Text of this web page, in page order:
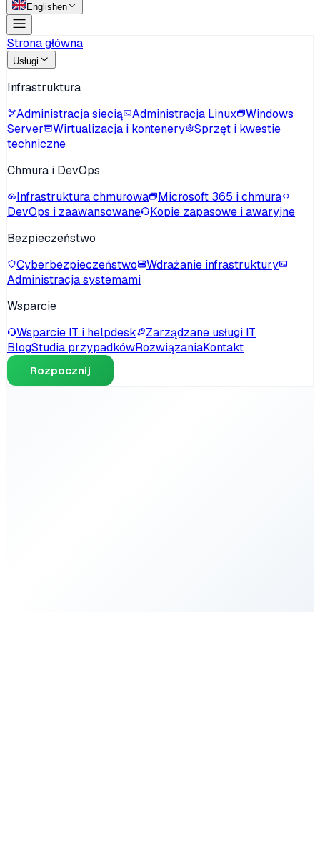
Englishen
Strona główna
Usługi
Infrastruktura
Administracja siecią
Administracja Linux
Windows
Server
Wirtualizacja i kontenery
Sprzęt i kwestie
techniczne
Chmura i DevOps
Infrastruktura chmurowa
Microsoft 365 i chmura
DevOps i zaawansowane
Kopie zapasowe i awaryjne
Bezpieczeństwo
Cyberbezpieczeństwo
Wdrażanie infrastruktury
Administracja systemami
Wsparcie
Wsparcie IT i helpdesk
Zarządzane usługi IT
BlogStudia przypadkówRozwiązaniaKontakt
Rozpocznij